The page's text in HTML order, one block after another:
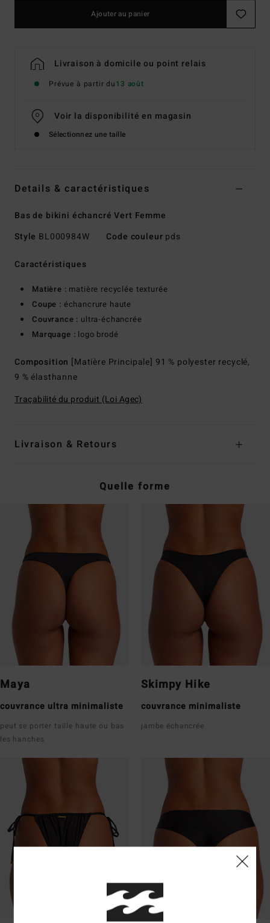
Ajouter au panier
Livraison à domicile ou point relais
Prévue à partir du13 août
Voir la disponibilité en magasin
Sélectionnez une taille
Details & caractéristiques
Bas de bikini échancré Vert Femme
Style BL000984W Code couleur pds
Caractéristiques
Matière : matière recyclée texturée
Coupe : échancrure haute
Couvrance : ultra-échancrée
Marquage : logo brodé
Composition [Matière Principale] 91 % polyester recyclé,
9 % élasthanne
Traçabilité du produit (Loi Agec)
Livraison & Retours
Quelle forme
Maya
couvrance ultra minimaliste
peut se porter taille haute ou bas
les hanches
Skimpy Hike
couvrance minimaliste
jambe échancrée